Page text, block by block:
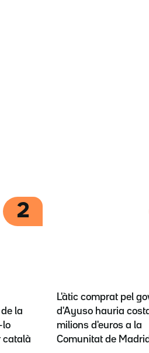
2
la
lo
català
L'àtic comprat pel
d'Ayuso hauria
milions d'euros a la
Comunitat de Madrid